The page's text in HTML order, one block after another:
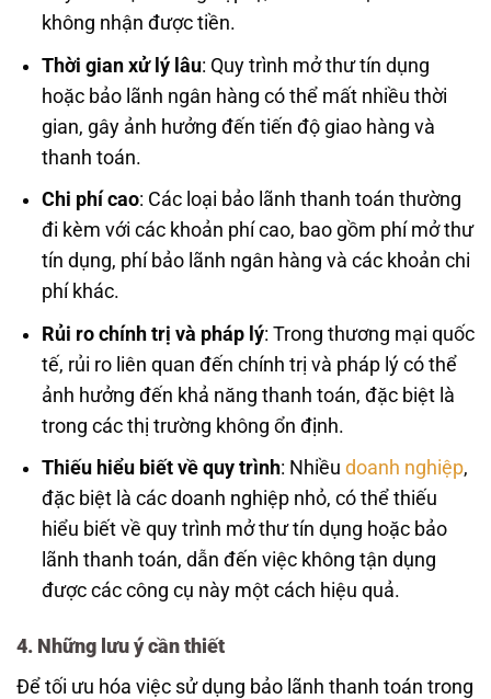
không nhận được tiền.
Thời gian xử lý lâu: Quy trình mở thư tín dụng
hoặc bảo lãnh ngân hàng có thể mất nhiều thời
gian, gây ảnh hưởng đến tiến độ giao hàng và
thanh toán.
Chi phí cao: Các loại bảo lãnh thanh toán thường
đi kèm với các khoản phí cao, bao gồm phí mở thư
tín dụng, phí bảo lãnh ngân hàng và các khoản chi
phí khác.
Rủi ro chính trị và pháp lý: Trong thương mại quốc
tế, rủi ro liên quan đến chính trị và pháp lý có thể
ảnh hưởng đến khả năng thanh toán, đặc biệt là
trong các thị trường không ổn định.
Thiếu hiểu biết về quy trình: Nhiều doanh nghiệp,
đặc biệt là các doanh nghiệp nhỏ, có thể thiếu
hiểu biết về quy trình mở thư tín dụng hoặc bảo
lãnh thanh toán, dẫn đến việc không tận dụng
được các công cụ này một cách hiệu quả.
4. Những lưu ý cần thiết
Để tối ưu hóa việc sử dụng bảo lãnh thanh toán trong